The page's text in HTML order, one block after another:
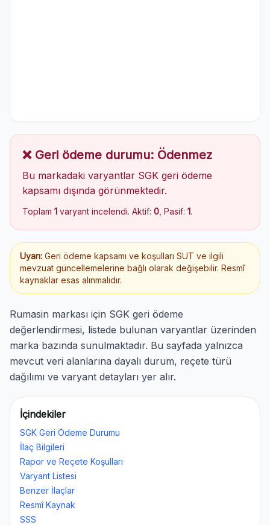
❌ Geri ödeme durumu: Ödenmez
Bu markadaki varyantlar SGK geri ödeme
kapsamı dışında görünmektedir.
Toplam 1 varyant incelendi. Aktif: 0 , Pasif: 1.
Uyarı: Geri ödeme kapsamı ve koşulları SUT ve ilgili
mevzuat güncellemelerine bağlı olarak değişebilir. Resmî
kaynaklar esas alınmalıdır.
Rumasin markası için SGK geri ödeme
değerlendirmesi, listede bulunan varyantlar üzerinden
marka bazında sunulmaktadır. Bu sayfada yalnızca
mevcut veri alanlarına dayalı durum, reçete türü
dağılımı ve varyant detayları yer alır.
İçindekiler
SGK Geri Ödeme Durumu
İlaç Bilgileri
Rapor ve Reçete Koşulları
Varyant Listesi
Benzer İlaçlar
Resmî Kaynak
SSS